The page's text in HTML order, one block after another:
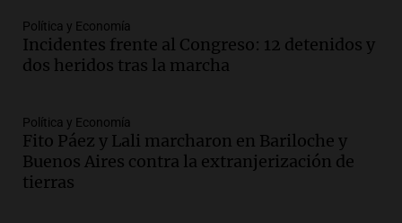
mano es muy peligroso”
La Argentina, hoy
Episodios
sobre los parques educativos
Amamos Argentina
Episodios
Audio.
Política y Economía
Incidentes frente al Congreso: 12 detenidos y
dos heridos tras la marcha
Política y Economía
Fito Páez y Lali marcharon en Bariloche y
Buenos Aires contra la extranjerización de
tierras